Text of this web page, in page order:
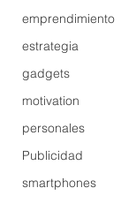
emprendimiento
estrategia
gadgets
motivation
personales
Publicidad
smartphones